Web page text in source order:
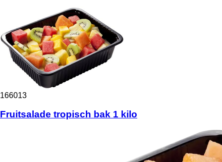
166013
Fruitsalade tropisch bak 1 kilo